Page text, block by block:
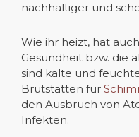
nachhaltiger und
Wie ihr heizt, hat
Gesundheit bzw. die
sind kalte und
Brutstätten für
den Ausbruch von
Infekten.